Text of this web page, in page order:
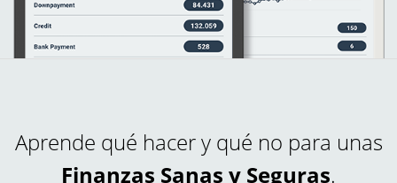
Aprende qué hacer y qué no para unas
Finanzas Sanas y Seguras.